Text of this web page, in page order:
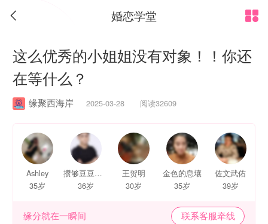
 婚恋学堂
这么优秀的小姐姐没有对象！！你还
在等什么？
缘聚西海岸 2025-03-28 阅读32609
Ashley
35岁
攒够豆豆就能和你打招呼了
36岁
王贺明
30岁
金色的息壤
35岁
佐文武佑
39岁
缘分就在一瞬间 联系客服牵线
